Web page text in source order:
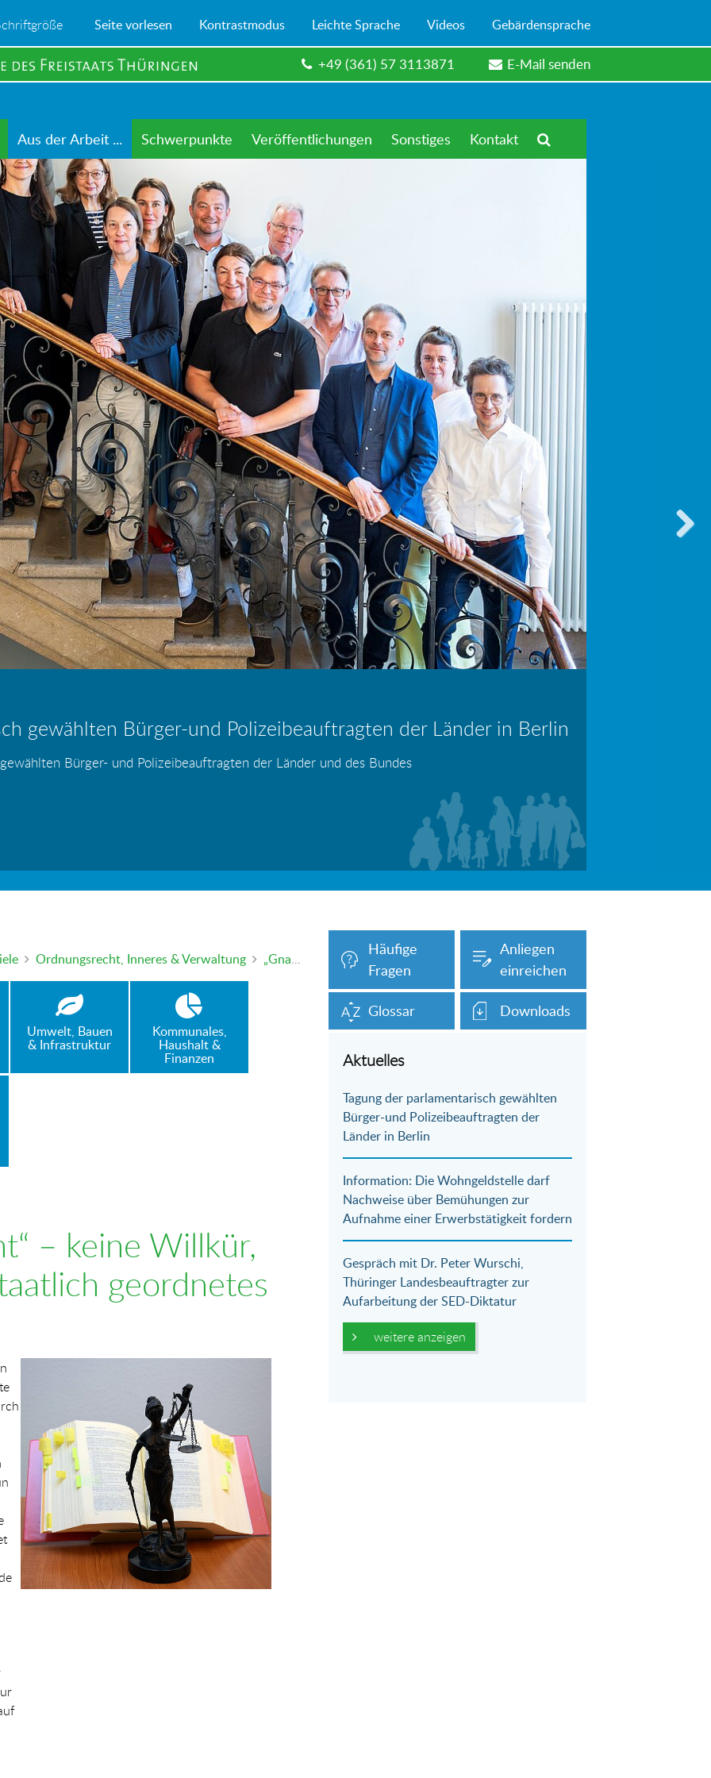
Seite vorlesen Kontrastmodus Leichte Sprache Videos Gebärdensprache
+49 (361) 57 3113871 E-Mail senden
Aus der Arbeit ... Schwerpunkte Veröffentlichungen Sonstiges Kontakt
gewählten Bürger-und Polizeibeauftragten der Länder in Berlin
Bürger- und Polizeibeauftragten der Länder und des Bundes
Information: Die Wohngeldstelle darf Nachweise über Bemühungen zur Aufnahme einer Erwerbstätigkeit fordern
– wer haftet für die Folgen?
Blei - gefährlich und inzwischen auch verboten!
mündlich an die Bürgerbeauftragte wenden. Nutzen Sie auch unser Onlineformular auf dieser
Ordnungsrecht, Inneres & Verwaltung „Gnade vor Recht“ – keine Willkür, sondern rechtsstaatlich geordnetes Verfahren!
Umwelt, Bauen
& Infrastruktur
Kommunales,
Haushalt &
Finanzen
– keine Willkür,
geordnetes
Häufige
Fragen
Anliegen
einreichen
Glossar Downloads
Aktuelles
Tagung der parlamentarisch gewählten
Bürger-und Polizeibeauftragten der
Länder in Berlin
Information: Die Wohngeldstelle darf
Nachweise über Bemühungen zur
Aufnahme einer Erwerbstätigkeit fordern
Gespräch mit Dr. Peter Wurschi,
Thüringer Landesbeauftragter zur
Aufarbeitung der SED-Diktatur
weitere anzeigen